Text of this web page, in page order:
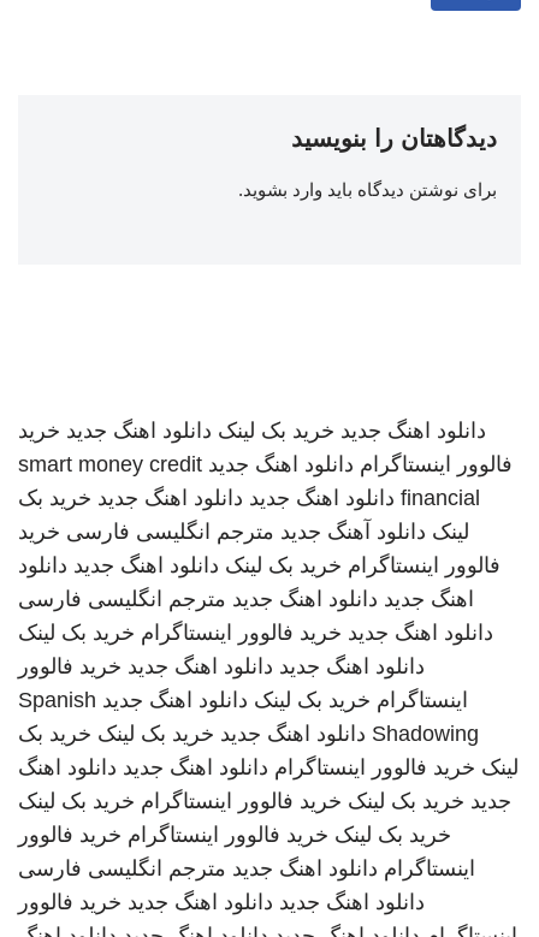
دیدگاهتان را بنویسید
برای نوشتن دیدگاه باید وارد بشوید.
دانلود اهنگ جدید خرید بک لینک دانلود اهنگ جدید خرید
فالوور اینستاگرام دانلود اهنگ جدید smart money credit
financial دانلود اهنگ جدید دانلود اهنگ جدید خرید بک
لینک دانلود آهنگ جدید مترجم انگلیسی فارسی خرید
فالوور اینستاگرام خرید بک لینک دانلود اهنگ جدید دانلود
اهنگ جدید دانلود اهنگ جدید مترجم انگلیسی فارسی
دانلود اهنگ جدید خرید فالوور اینستاگرام خرید بک لینک
دانلود اهنگ جدید دانلود اهنگ جدید خرید فالوور
اینستاگرام خرید بک لینک دانلود اهنگ جدید Spanish
Shadowing دانلود اهنگ جدید خرید بک لینک خرید بک
لینک خرید فالوور اینستاگرام دانلود اهنگ جدید دانلود اهنگ
جدید خرید بک لینک خرید فالوور اینستاگرام خرید بک لینک
خرید بک لینک خرید فالوور اینستاگرام خرید فالوور
اینستاگرام دانلود اهنگ جدید مترجم انگلیسی فارسی
دانلود اهنگ جدید دانلود اهنگ جدید خرید فالوور